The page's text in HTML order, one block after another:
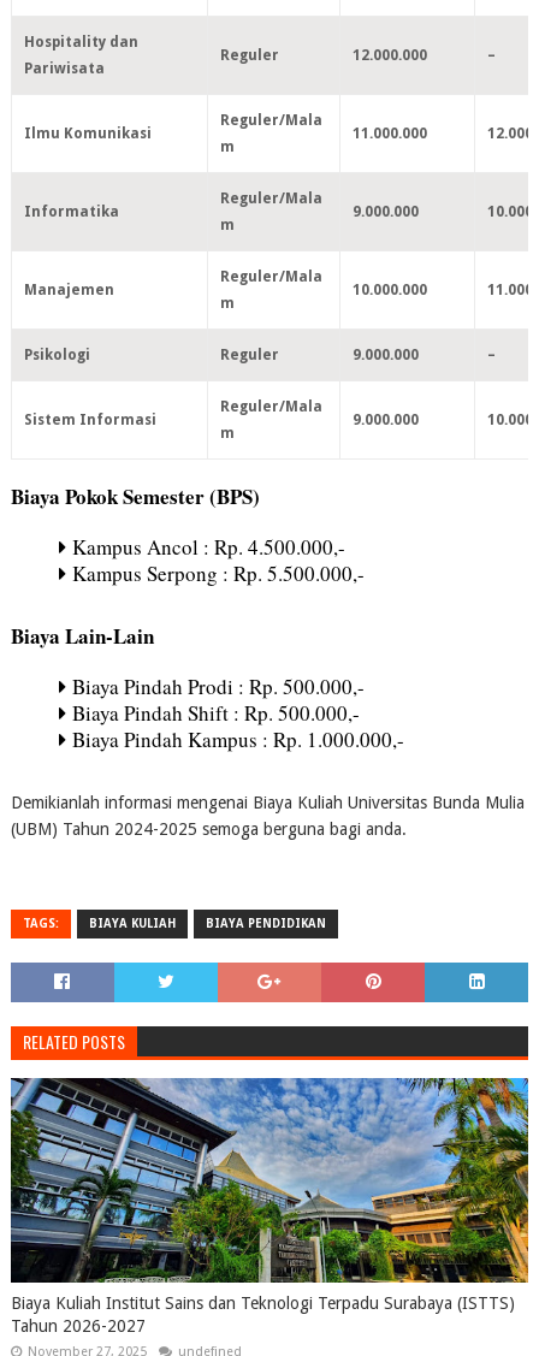
Hospitality dan
Pariwisata
Reguler 12.000.000 –
Ilmu Komunikasi
Reguler/Mala
m
11.000.000
Informatika
Reguler/Mala
m
9.000.000
Manajemen
Reguler/Mala
m
10.000.000
Psikologi Reguler 9.000.000 –
Sistem Informasi
Reguler/Mala
m
9.000.000
Biaya Pokok Semester (BPS)
Kampus Ancol : Rp. 4.500.000,-
Kampus Serpong : Rp. 5.500.000,-
Biaya Lain-Lain
Biaya Pindah Prodi : Rp. 500.000,-
Biaya Pindah Shift : Rp. 500.000,-
Biaya Pindah Kampus : Rp. 1.000.000,-
Demikianlah informasi mengenai Biaya Kuliah Universitas Bunda Mulia
(UBM) Tahun 2024-2025 semoga berguna bagi anda.
TAGS: BIAYA KULIAH BIAYA PENDIDIKAN
RELATED POSTS
Biaya Kuliah Institut Sains dan Teknologi Terpadu Surabaya (ISTTS)
Tahun 2026-2027
November 27, 2025 undefined